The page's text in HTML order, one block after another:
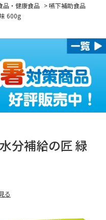
品・健康食品 >嚥下補助食品
600g
分補給の匠 緑
る